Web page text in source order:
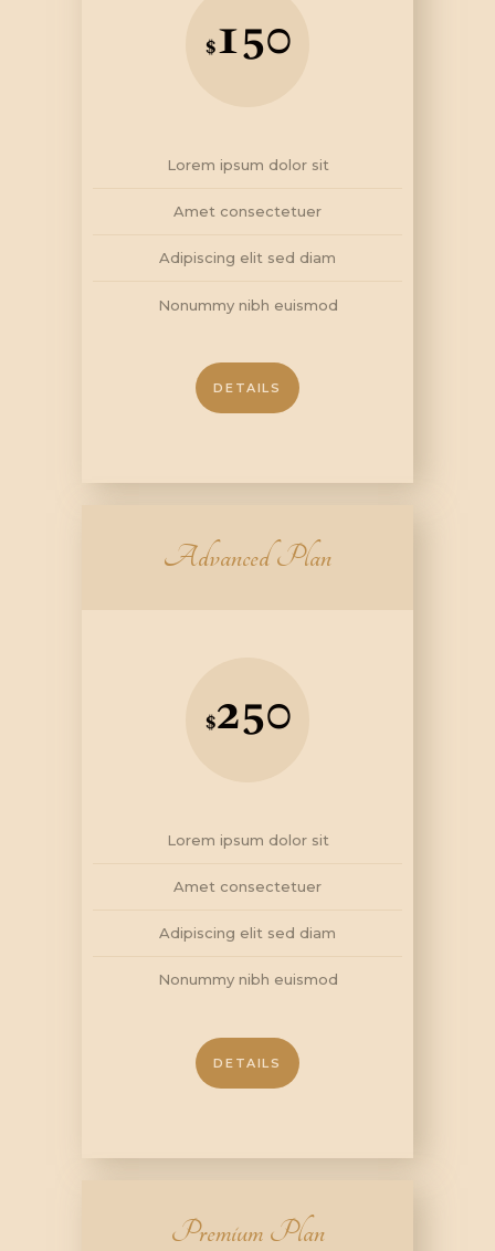
$150
Lorem ipsum dolor sit
Amet consectetuer
Adipiscing elit sed diam
Nonummy nibh euismod
DETAILS
Advanced Plan
$250
Lorem ipsum dolor sit
Amet consectetuer
Adipiscing elit sed diam
Nonummy nibh euismod
DETAILS
Premium Plan